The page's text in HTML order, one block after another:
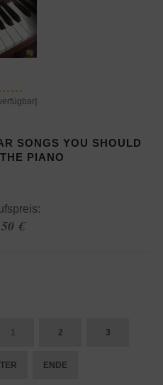
SONGS YOU SHOULD
PIANO
€
1 2 3
ENDE